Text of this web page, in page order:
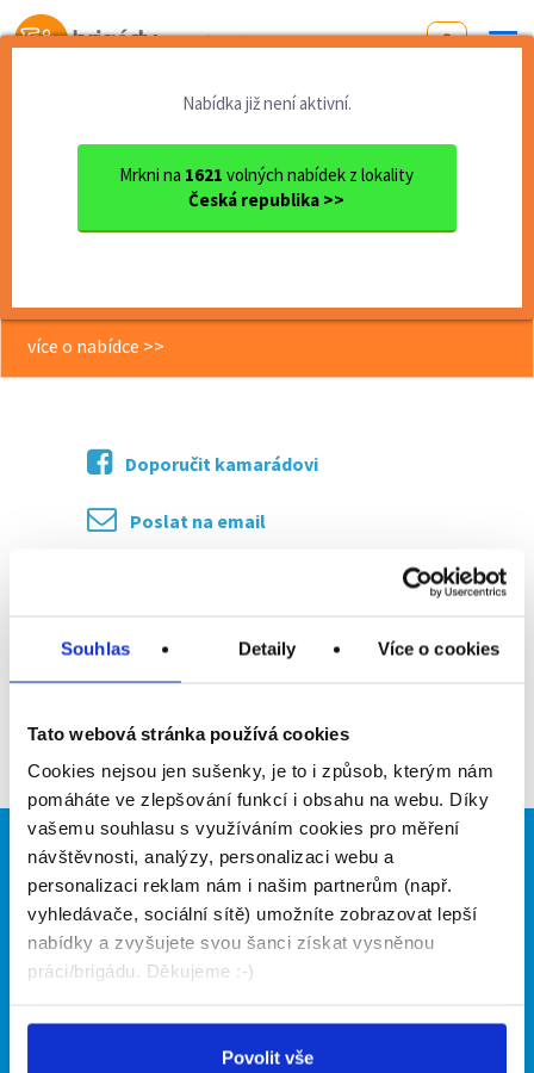
Souhlas Detaily Více o cookies
Tato webová stránka používá cookies
Cookies nejsou jen sušenky, je to i způsob, kterým nám
pomáháte ve zlepšování funkcí i obsahu na webu. Díky
vašemu souhlasu s využíváním cookies pro měření
návštěvnosti, analýzy, personalizaci webu a
personalizaci reklam nám i našim partnerům (např.
vyhledávače, sociální sítě) umožníte zobrazovat lepší
nabídky a zvyšujete svou šanci získat vysněnou
práci/brigádu. Děkujeme :-)
Povolit vše
Od první brigády
Nabídka již není aktivní.
Mrkni na 1621 volných nabídek z lokality
Česká republika >>
Zlínský kraj
okres Uherské Hradiště
Uherské Hradiště
Brigáda: Poštovní doručovat...
Brigáda: Poštovní doručovatel,
více o nabídce >>
Doporučit kamarádovi
Poslat na email
Zpět
Brigádníci
Články
Hledané brigády
Firmy
Vložit inzerát
Ceník
Naše další projekty